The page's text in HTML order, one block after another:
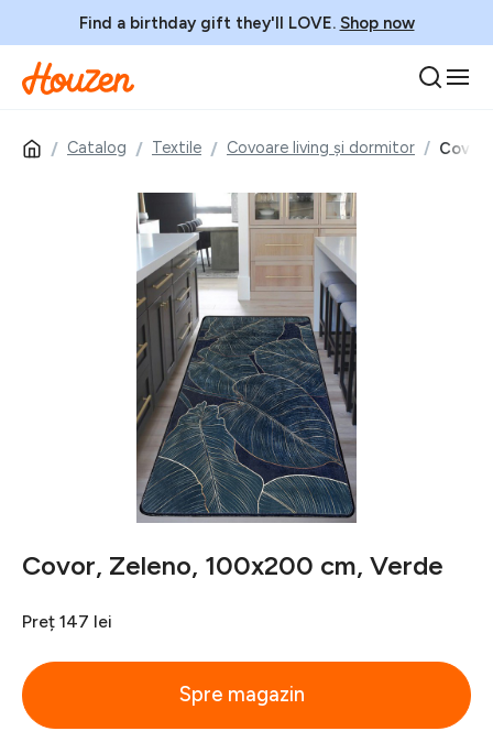
Find a birthday gift they'll LOVE. Shop now
Catalog Textile Covoare living și dormitor
Covor, Zeleno, 100x200 cm, Verde
Preț 147 lei
Spre magazin